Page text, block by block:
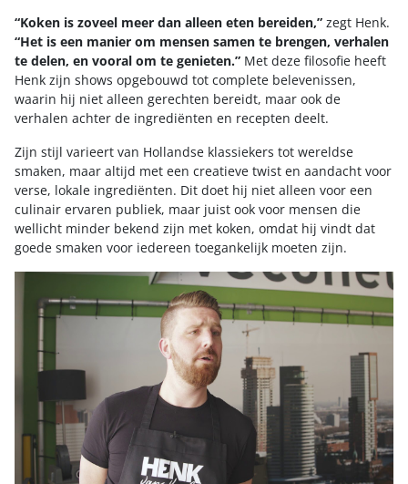
“Koken is zoveel meer dan alleen eten bereiden,” zegt Henk.
“Het is een manier om mensen samen te brengen, verhalen
te delen, en vooral om te genieten.” Met deze filosofie heeft
Henk zijn shows opgebouwd tot complete belevenissen,
waarin hij niet alleen gerechten bereidt, maar ook de
verhalen achter de ingrediënten en recepten deelt.
Zijn stijl varieert van Hollandse klassiekers tot wereldse
smaken, maar altijd met een creatieve twist en aandacht voor
verse, lokale ingrediënten. Dit doet hij niet alleen voor een
culinair ervaren publiek, maar juist ook voor mensen die
wellicht minder bekend zijn met koken, omdat hij vindt dat
goede smaken voor iedereen toegankelijk moeten zijn.